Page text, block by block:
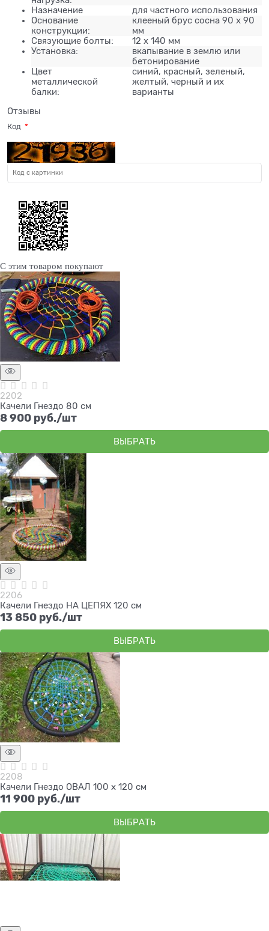
Назначение
для частного использования
Основание
конструкции:
клееный брус сосна 90 х 90
мм
Связующие болты:
12 х 140 мм
Установка:
вкапывание в землю или
бетонирование
Цвет
металлической
балки:
синий, красный, зеленый,
желтый, черный и их
варианты
Отзывы
Код
С этим товаром покупают
2202
Качели Гнездо 80 см
8 900 руб./шт
ВЫБРАТЬ
2206
Качели Гнездо НА ЦЕПЯХ 120 см
13 850 руб./шт
ВЫБРАТЬ
2208
Качели Гнездо ОВАЛ 100 х 120 см
11 900 руб./шт
ВЫБРАТЬ